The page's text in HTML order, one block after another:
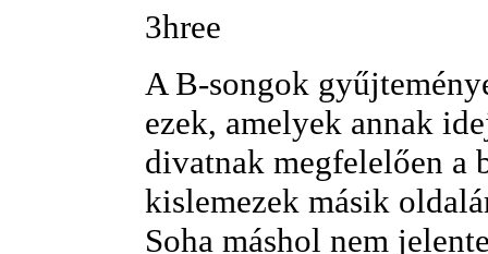
3hree
A B-songok
ezek, amelyek annak
divatnak megfelelően a
kislemezek másik
Soha máshol nem